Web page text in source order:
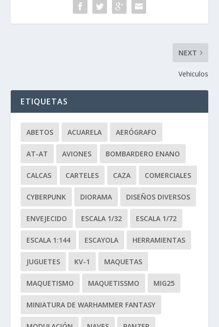
NEXT
Vehiculos
ETIQUETAS
ABETOS ACUARELA AERÓGRAFO
AT-AT AVIONES BOMBARDERO ENANO
CALCAS CARTELES CAZA COMERCIALES
CYBERPUNK DIORAMA DISEÑOS DIVERSOS
ENVEJECIDO ESCALA 1/32 ESCALA 1/72
ESCALA 1:144 ESCAYOLA HERRAMIENTAS
JUGUETES KV-1 MAQUETAS
MAQUETISMO MAQUETISSMO MIG25
MINIATURA DE WARHAMMER FANTASY